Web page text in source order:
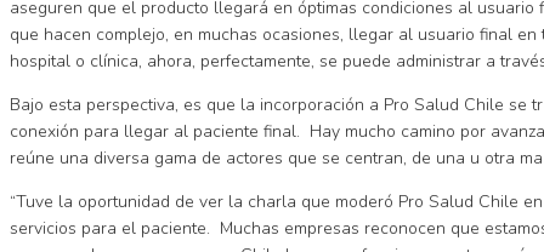
aseguren que el producto llegará en óptimas condiciones al
que hacen complejo, en muchas ocasiones, llegar al usuario final
hospital o clínica, ahora, perfectamente, se puede administrar a
Bajo esta perspectiva, es que la incorporación a Pro Salud Chile se
conexión para llegar al paciente final. Hay mucho camino por
reúne una diversa gama de actores que se centran, de una u otra
“Tuve la oportunidad de ver la charla que moderó Pro Salud Chile
servicios para el paciente. Muchas empresas reconocen que